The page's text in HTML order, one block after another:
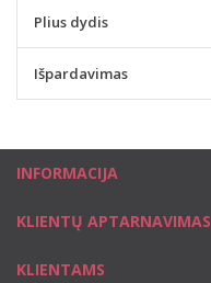
Plius dydis
Išpardavimas
INFORMACIJA
KLIENTŲ APTARNAVIMAS
KLIENTAMS